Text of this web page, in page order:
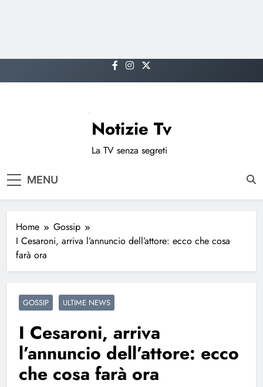
to
Notizie Tv
La TV senza segreti
MENU
Home
Gossip
I Cesaroni, arriva l’annuncio dell’attore: ecco che cosa
farà ora
GOSSIP ULTIME NEWS
I Cesaroni, arriva
l’annuncio dell’attore: ecco
che cosa farà ora